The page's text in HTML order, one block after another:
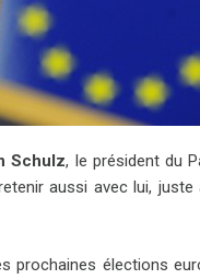
Schulz, le président du
aussi avec lui,
prochaines élections